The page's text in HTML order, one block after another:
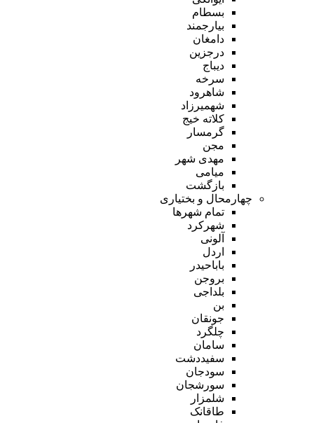
بسطام
بیارجمند
دامغان
درجزین
دیباج
سرخه
شاهرود
شهمیرزاد
کلاته خیج
گرمسار
مجن
مهدی شهر
میامی
بازگشت
چهارمحال و بختیاری
تمام شهر‌ها
شهرکرد
آلونی
اردل
باباحیدر
بروجن
بلداجی
بن
جونقان
چلگرد
سامان
سفیددشت
سودجان
سورشجان
شلمزار
طاقانک